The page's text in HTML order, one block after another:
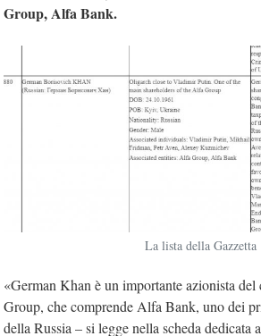
Group, Alfa Bank.
La lista della Gazzetta
«German Khan è un importante azionista
Group, che comprende Alfa Bank, uno dei
della Russia – si legge nella scheda dedicata